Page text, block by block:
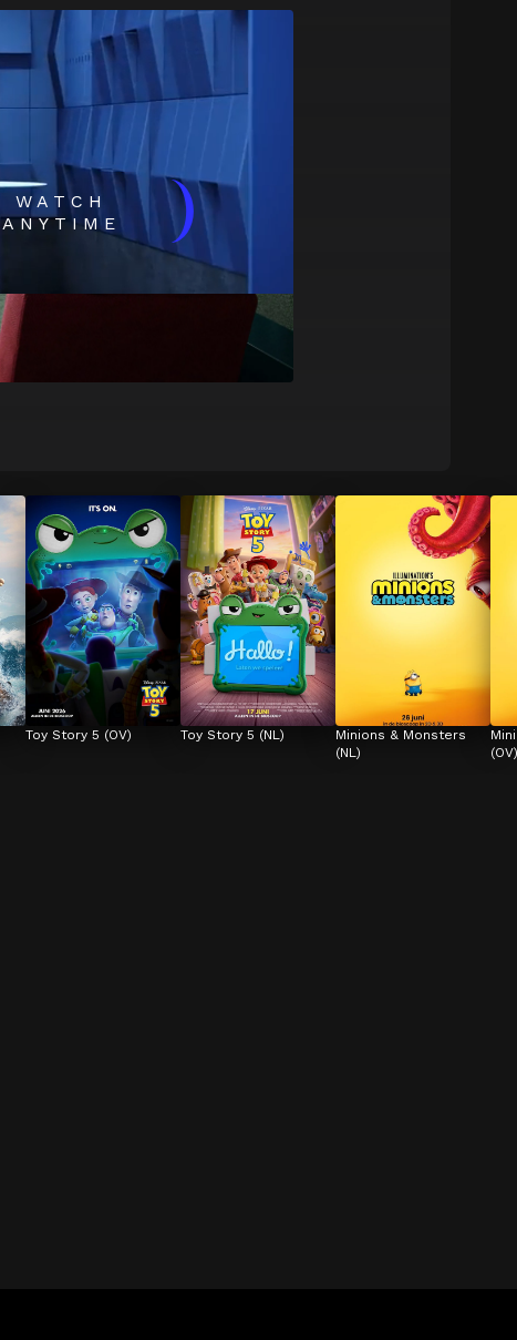
WATCH
ANYTIME
)
Toy Story 5 (OV) Toy Story 5 (NL)
Minions & Monsters
(NL)
(OV)